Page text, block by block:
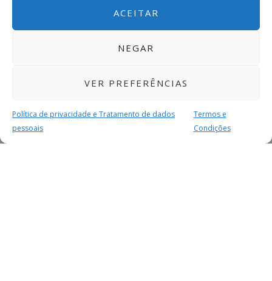
ACEITAR
NEGAR
VER PREFERÊNCIAS
Política de privacidade e Tratamento de dados
pessoais
Termos e
Condições